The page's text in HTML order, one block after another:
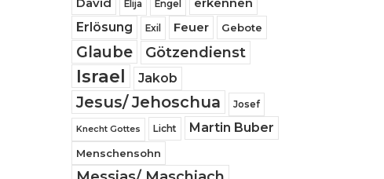
David Elija Engel erkennen
Erlösung Exil Feuer Gebote
Glaube Götzendienst
Israel Jakob
Jesus/ Jehoschua Josef
Knecht Gottes Licht Martin Buber
Menschensohn